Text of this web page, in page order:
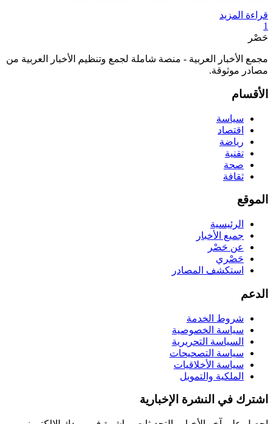
قراءة المزيد
1
حَصْر
مجمع الأخبار العربية - منصة شاملة لجمع وتنظيم الأخبار العربية من
مصادر موثوقة.
الأقسام
سياسة
اقتصاد
رياضة
تقنية
صحة
ثقافة
الموقع
الرئيسية
جميع الأخبار
عن حَصْر
حَصْري
استكشف المصادر
الدعم
شروط الخدمة
سياسة الخصوصية
السياسة التحريرية
سياسة التصحيحات
سياسة الأخلاقيات
الملكية والتمويل
اشترك في النشرة الإخبارية